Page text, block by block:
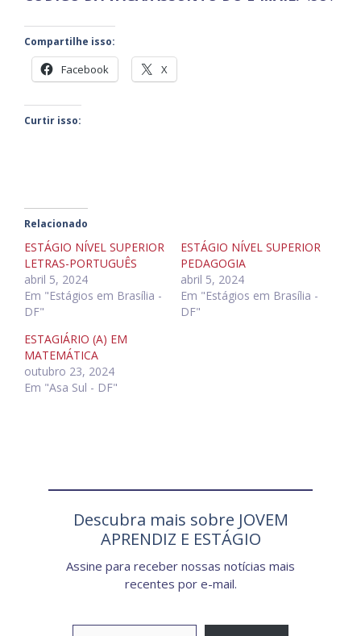
Compartilhe isso:
Facebook X
Curtir isso:
Relacionado
ESTÁGIO NÍVEL SUPERIOR
LETRAS-PORTUGUÊS
abril 5, 2024
Em "Estágios em Brasília -
DF"
ESTÁGIO NÍVEL SUPERIOR
PEDAGOGIA
abril 5, 2024
Em "Estágios em Brasília -
DF"
ESTAGIÁRIO (A) EM
MATEMÁTICA
outubro 23, 2024
Em "Asa Sul - DF"
Descubra mais sobre JOVEM
APRENDIZ E ESTÁGIO
Assine para receber nossas notícias mais
recentes por e-mail.
Digite seu e-mail…